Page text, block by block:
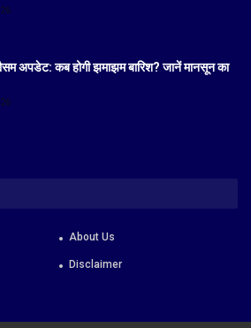
अपडेट: कब होगी झमाझम बारिश? जानें मानसून का
About Us
Disclaimer